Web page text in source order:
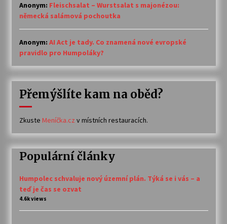
Anonym: Fleischsalat – Wurstsalat s majonézou:
německá salámová pochoutka
Anonym: AI Act je tady. Co znamená nové evropské
pravidlo pro Humpoláky?
Přemýšlíte kam na oběd?
Zkuste Meníčka.cz v místních restauracích.
Populární články
Humpolec schvaluje nový územní plán. Týká se i vás – a
teď je čas se ozvat
4.6k views